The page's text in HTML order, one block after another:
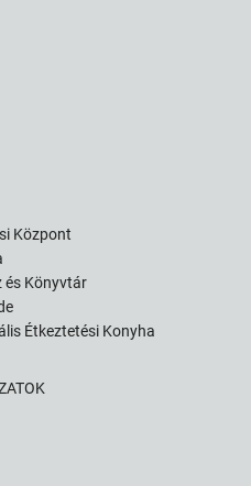
Központ
és Könyvtár
Étkeztetési Konyha